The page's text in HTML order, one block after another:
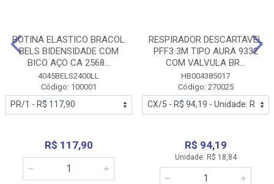
BOTINA ELASTICO BRACOL
BELS BIDENSIDADE COM
BICO AÇO CA 2568...
4045BELS2400LL
Código: 100001
R$ 117,90
RESPIRADOR DESCARTAVEL
PFF3 3M TIPO AURA 9332
COM VALVULA BR...
HB004385017
Código: 270025
R$ 94,19
Unidade: R$ 18,84